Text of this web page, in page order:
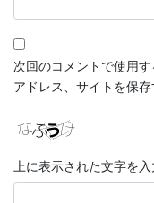
次回のコメントで使用
アドレス、サイトを保存
上に表示された文字を入